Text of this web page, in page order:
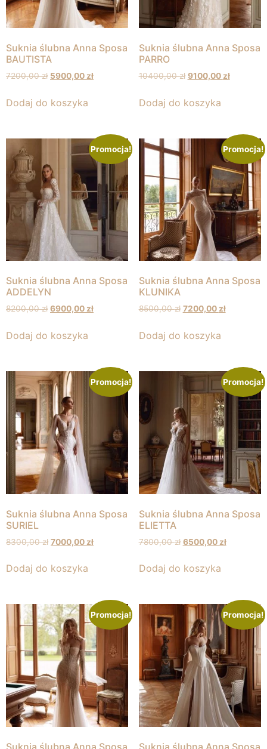
Suknia ślubna Anna Sposa
BAUTISTA
7200,00zł 5900,00zł
Dodaj do koszyka
Suknia ślubna Anna Sposa
PARRO
10400,00zł 9100,00zł
Dodaj do koszyka
Promocja!
Suknia ślubna Anna Sposa
ADDELYN
8200,00zł 6900,00zł
Dodaj do koszyka
Promocja!
Suknia ślubna Anna Sposa
KLUNIKA
8500,00zł 7200,00zł
Dodaj do koszyka
Promocja!
Suknia ślubna Anna Sposa
SURIEL
8300,00zł 7000,00 zł
Dodaj do koszyka
Promocja!
Suknia ślubna Anna Sposa
ELIETTA
7800,00zł 6500,00 zł
Dodaj do koszyka
Promocja!
Suknia ślubna Anna Sposa
Promocja!
Suknia ślubna Anna Sposa